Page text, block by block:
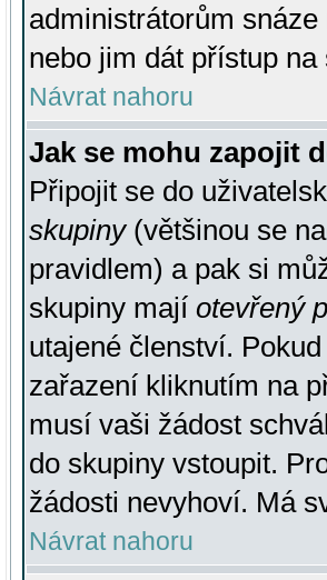
administrátorům
nebo jim dát přístup
Návrat nahoru
Jak se mohu zapojit
Připojit se do
skupiny(většinou se
pravidlem) a pak si
skupiny mají otevřený
utajené členství.
zařazení kliknutím na
musí vaši žádost
do skupiny vstoupit.
žádosti nevyhoví. Má
Návrat nahoru